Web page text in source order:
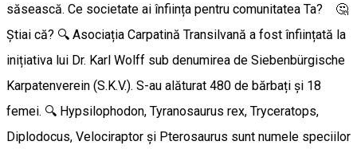
săsească. Ce societate ai înființa pentru comunitatea Ta? 🤔
Știai că? 🔍 Asociația Carpatină Transilvană a fost înființată la
inițiativa lui Dr. Karl Wolff sub denumirea de Siebenbürgische
Karpatenverein (S.K.V.). S-au alăturat 480 de bărbați și 18
femei. 🔍 Hypsilophodon, Tyranosaurus rex, Tryceratops,
Diplodocus, Velociraptor și Pterosaurus sunt numele speciilor